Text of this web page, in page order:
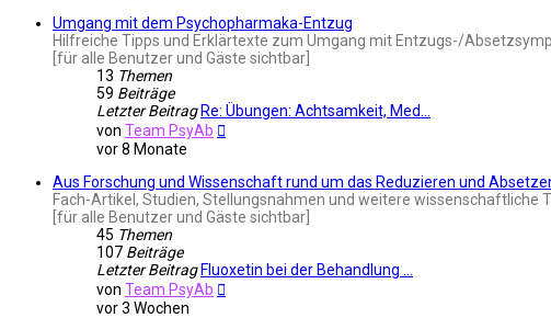
Umgang mit dem Psychopharmaka-Entzug
Hilfreiche Tipps und Erklärtexte zum Umgang mit Entzugs-/
[für alle Benutzer und Gäste sichtbar]
13 Themen
59 Beiträge
Letzter Beitrag Re: Übungen: Achtsamkeit, Med…
von Team PsyAb
vor 8 Monate
Aus Forschung und Wissenschaft rund um das Reduzieren und
Fach-Artikel, Studien, Stellungsnahmen und weitere
[für alle Benutzer und Gäste sichtbar]
45 Themen
107 Beiträge
Letzter Beitrag Fluoxetin bei der Behandlung …
von Team PsyAb
vor 3 Wochen